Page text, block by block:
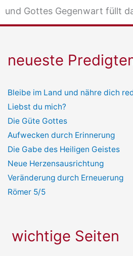
und Gottes Gegenwart füllt
neueste
Bleibe im Land und nähre dich
Liebst du mich?
Die Güte Gottes
Aufwecken durch Erinnerung
Die Gabe des Heiligen Geistes
Neue Herzensausrichtung
Veränderung durch Erneuerung
Römer 5/5
wichtige Seiten